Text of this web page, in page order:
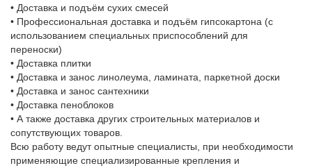
• Доставка и подъём сухих смесей
• Профессиональная доставка и подъём гипсокартона (с
использованием специальных приспособлений для
переноски)
• Доставка плитки
• Доставка и занос линолеума, ламината, паркетной доски
• Доставка и занос сантехники
• Доставка пеноблоков
• А также доставка других строительных материалов и
сопутствующих товаров.
Всю работу ведут опытные специалисты, при необходимости
применяющие специализированные крепления и